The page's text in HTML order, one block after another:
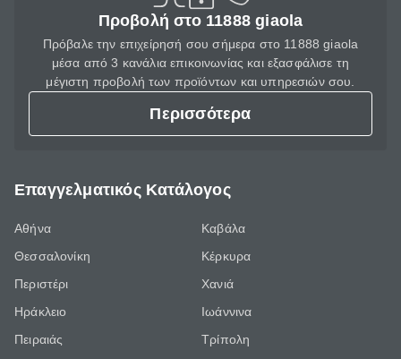
Προβολή στο 11888 giaola
Πρόβαλε την επιχείρησή σου σήμερα στο 11888 giaola
μέσα από 3 κανάλια επικοινωνίας και εξασφάλισε τη
μέγιστη προβολή των προϊόντων και υπηρεσιών σου.
Περισσότερα
Επαγγελματικός Κατάλογος
Αθήνα
Θεσσαλονίκη
Περιστέρι
Ηράκλειο
Πειραιάς
Καβάλα
Κέρκυρα
Χανιά
Ιωάννινα
Τρίπολη